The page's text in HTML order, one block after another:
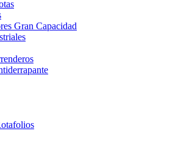
Gran Capacidad